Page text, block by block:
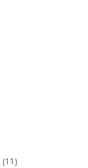
(11)